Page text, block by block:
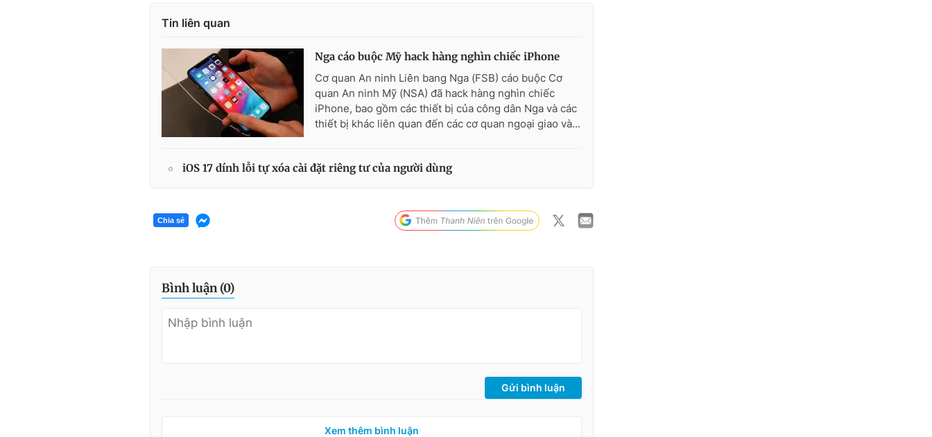
Tin liên quan
Nga cáo buộc Mỹ hack hàng nghìn chiếc iPhone
Cơ quan An ninh Liên bang Nga (FSB) cáo buộc Cơ
quan An ninh Mỹ (NSA) đã hack hàng nghìn chiếc
iPhone, bao gồm các thiết bị của công dân Nga và các
thiết bị khác liên quan đến các cơ quan ngoại giao và...
iOS 17 dính lỗi tự xóa cài đặt riêng tư của người dùng
Chia sẻ
Bình luận (0)
Gửi bình luận
Xem thêm bình luận